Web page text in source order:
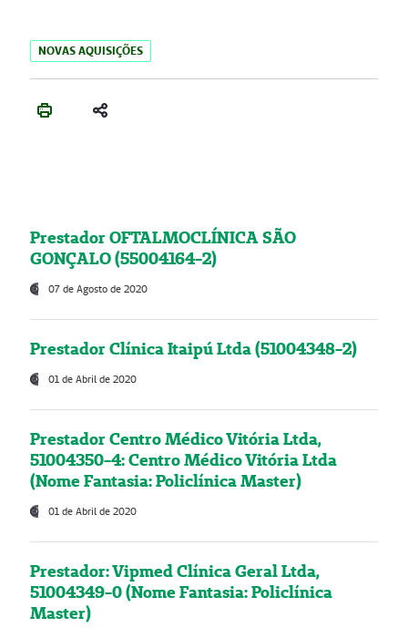
NOVAS AQUISIÇÕES
Prestador OFTALMOCLÍNICA SÃO
GONÇALO (55004164-2)
07 de Agosto de 2020
Prestador Clínica Itaipú Ltda (51004348-2)
01 de Abril de 2020
Prestador Centro Médico Vitória Ltda,
51004350-4: Centro Médico Vitória Ltda
(Nome Fantasia: Policlínica Master)
01 de Abril de 2020
Prestador: Vipmed Clínica Geral Ltda,
51004349-0 (Nome Fantasia: Policlínica
Master)